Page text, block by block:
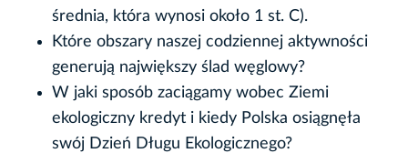
średnia, która wynosi około 1 st. C).
Które obszary naszej codziennej aktywności
generują największy ślad węglowy?
W jaki sposób zaciągamy wobec Ziemi
ekologiczny kredyt i kiedy Polska osiągnęła
swój Dzień Długu Ekologicznego?